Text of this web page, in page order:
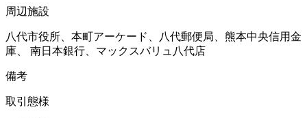
周辺施設
八代市役所、本町アーケード、八代郵便局、熊本中央信用金
庫、 南日本銀行、マックスバリュ八代店
備考
取引態様